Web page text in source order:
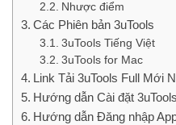
Nhược điểm
Các Phiên bản 3uTools
3uTools Tiếng Việt
3uTools for Mac
Link Tải 3uTools Full Mới
Hướng dẫn Cài đặt
Hướng dẫn Đăng nhập